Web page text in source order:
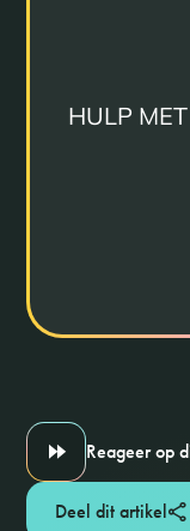
HULP
Reageer op
Deel dit artikel